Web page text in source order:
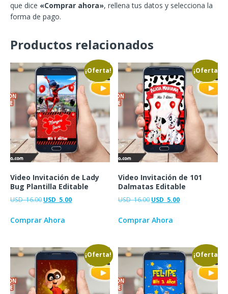
que dice «Comprar ahora», rellena tus datos y selecciona la
forma de pago.
Productos relacionados
¡Oferta!
Video Invitación de Lady
Bug Plantilla Editable
USD16.00 USD 5.00
Comprar Ahora
¡Oferta!
Video Invitación de 101
Dalmatas Editable
USD16.00 USD 5.00
Comprar Ahora
¡Oferta! ¡Oferta!